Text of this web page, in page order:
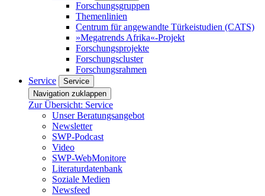
Forschungsgruppen
Themenlinien
Centrum für angewandte Türkeistudien (CATS)
»Megatrends Afrika«-Projekt
Forschungsprojekte
Forschungscluster
Forschungsrahmen
Service
Service
Navigation zuklappen
Zur Übersicht: Service
Unser Beratungsangebot
Newsletter
SWP-Podcast
Video
SWP-WebMonitore
Literaturdatenbank
Soziale Medien
Newsfeed